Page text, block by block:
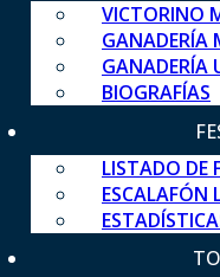
VICTORINO
GANADERÍA
GANADERÍA
BIOGRAFÍAS
LISTADO DE
ESCALAFÓN